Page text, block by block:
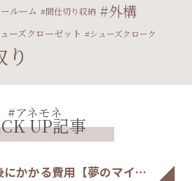
ルーム 間仕切り収納 外構
ーズクローゼット シューズクローク
#アネモネ
UP記事
かかる費用【夢のマイ…